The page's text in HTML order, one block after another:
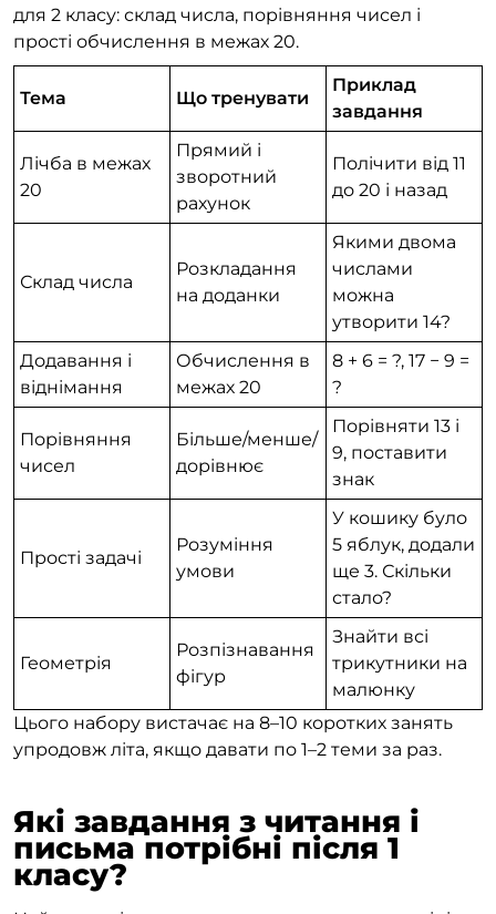
для 2 класу: склад числа, порівняння чисел і
прості обчислення в межах 20.
Тема Що тренувати
Приклад
завдання
Лічба в межах
20
Прямий і
зворотний
рахунок
Полічити від 11
до 20 і назад
Склад числа
Розкладання
на доданки
Якими двома
числами
можна
утворити 14?
Додавання і
віднімання
Обчислення в
межах 20
8 + 6 = ?, 17 − 9 =
?
Порівняння
чисел
Більше/менше/
дорівнює
Порівняти 13 і
9, поставити
знак
Прості задачі
Розуміння
умови
У кошику було
5 яблук, додали
ще 3. Скільки
стало?
Геометрія
Розпізнавання
фігур
Знайти всі
трикутники на
малюнку
Цього набору вистачає на 8–10 коротких занять
упродовж літа, якщо давати по 1–2 теми за раз.
Які завдання з читання і
письма потрібні після 1
класу?